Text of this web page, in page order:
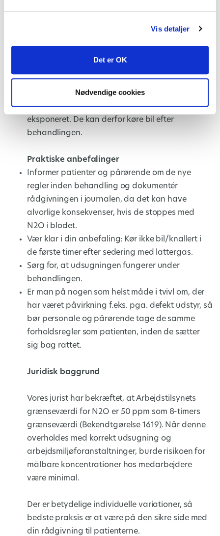
Vis detaljer
Det er OK
Nødvendige cookies
Unge på knallert skal frarådes at køre
umiddelbart efter behandling – samme regel
væk fra patienten end personalet, og personalet
ikke får målbare koncentrationer ved korrekt
udsugning, vil pårørende være endnu mindre
eksponeret. De kan derfor køre bil efter
behandlingen.
Praktiske anbefalinger
Informer patienter og pårørende om de nye
regler inden behandling og dokumentér
rådgivningen i journalen, da det kan have
alvorlige konsekvenser, hvis de stoppes med
N2O i blodet.
Vær klar i din anbefaling: Kør ikke bil/knallert i
de første timer efter sedering med lattergas.
Sørg for, at udsugningen fungerer under
behandlingen.
Er man på nogen som helst måde i tvivl om, der
har været påvirkning f.eks. pga. defekt udstyr, så
bør personale og pårørende tage de samme
forholdsregler som patienten, inden de sætter
sig bag rattet.
Juridisk baggrund
Vores jurist har bekræftet, at Arbejdstilsynets
grænseværdi for N2O er 50 ppm som 8-timers
grænseværdi (Bekendtgørelse 1619). Når denne
overholdes med korrekt udsugning og
arbejdsmiljøforanstaltninger, burde risikoen for
målbare koncentrationer hos medarbejdere
være minimal.
Der er betydelige individuelle variationer, så
bedste praksis er at være på den sikre side med
din rådgivning til patienterne.